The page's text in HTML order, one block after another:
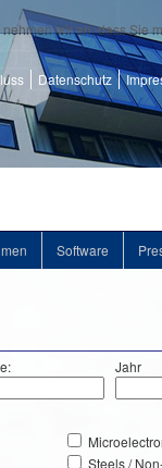
wir an, dass
Datenschutz
Software
Jahr
Steels /